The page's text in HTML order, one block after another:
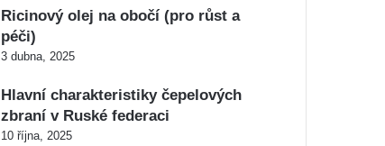
Ricinový olej na obočí (pro růst a
péči)
3 dubna, 2025
Hlavní charakteristiky čepelových
zbraní v Ruské federaci
10 října, 2025